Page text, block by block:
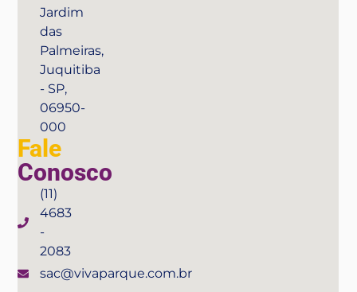
Jardim
das
Palmeiras,
Juquitiba
- SP,
06950-
000
Fale
Conosco
(11)
4683
-
2083
sac@vivaparque.com.br